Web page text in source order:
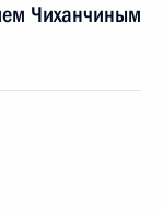
Чиханчиным